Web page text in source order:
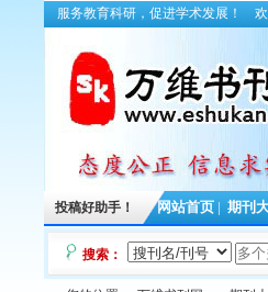
服务教育科研，促进学术发展！
投稿好助手！ 网站首页 期刊
搜索：